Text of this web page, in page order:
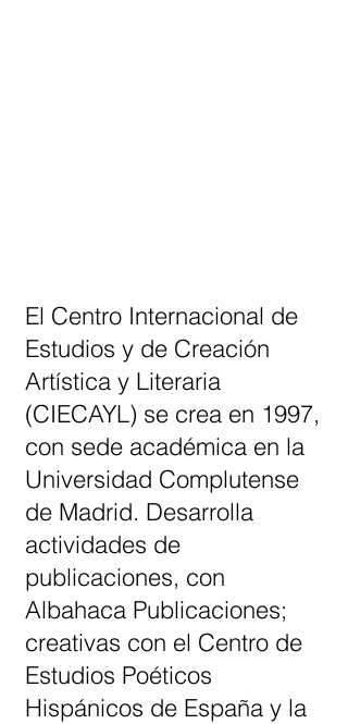
El Centro Internacional de
Estudios y de Creación
Artística y Literaria
(CIECAYL) se crea en 1997,
con sede académica en la
Universidad Complutense
de Madrid. Desarrolla
actividades de
publicaciones, con
Albahaca Publicaciones;
creativas con el Centro de
Estudios Poéticos
Hispánicos de España y la